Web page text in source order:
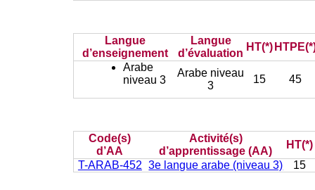
Langue
d’enseignement
Langue
d’évaluation
HT(*)
Arabe
niveau 3
Arabe niveau
3
15 45
Code(s)
d’AA
Activité(s)
d’apprentissage (AA)
HT(*)
T-ARAB-452
3e langue arabe (niveau 3) 15